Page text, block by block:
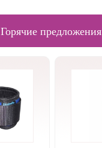
Горячие предложения